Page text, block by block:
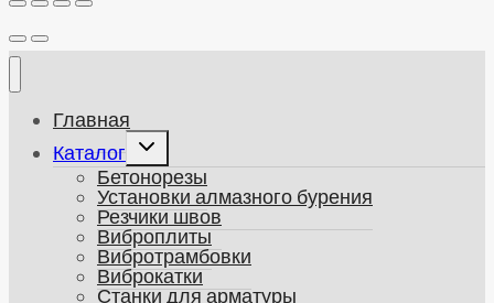
Главная
Каталог
Развернуть
дочернее
меню
Бетонорезы
Установки алмазного бурения
Резчики швов
Виброплиты
Вибротрамбовки
Виброкатки
Станки для арматуры